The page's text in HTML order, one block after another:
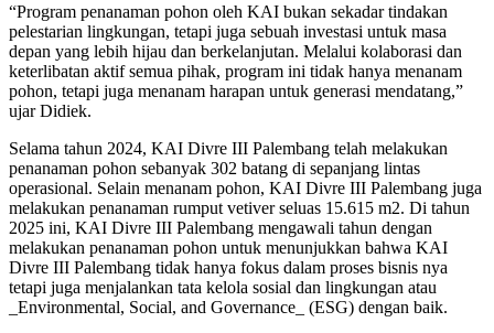
“Program penanaman pohon oleh KAI bukan sekadar tindakan
pelestarian lingkungan, tetapi juga sebuah investasi untuk masa
depan yang lebih hijau dan berkelanjutan. Melalui kolaborasi dan
keterlibatan aktif semua pihak, program ini tidak hanya menanam
pohon, tetapi juga menanam harapan untuk generasi mendatang,”
ujar Didiek.
Selama tahun 2024, KAI Divre III Palembang telah melakukan
penanaman pohon sebanyak 302 batang di sepanjang lintas
operasional. Selain menanam pohon, KAI Divre III Palembang juga
melakukan penanaman rumput vetiver seluas 15.615 m2. Di tahun
2025 ini, KAI Divre III Palembang mengawali tahun dengan
melakukan penanaman pohon untuk menunjukkan bahwa KAI
Divre III Palembang tidak hanya fokus dalam proses bisnis nya
tetapi juga menjalankan tata kelola sosial dan lingkungan atau
_Environmental, Social, and Governance_ (ESG) dengan baik.